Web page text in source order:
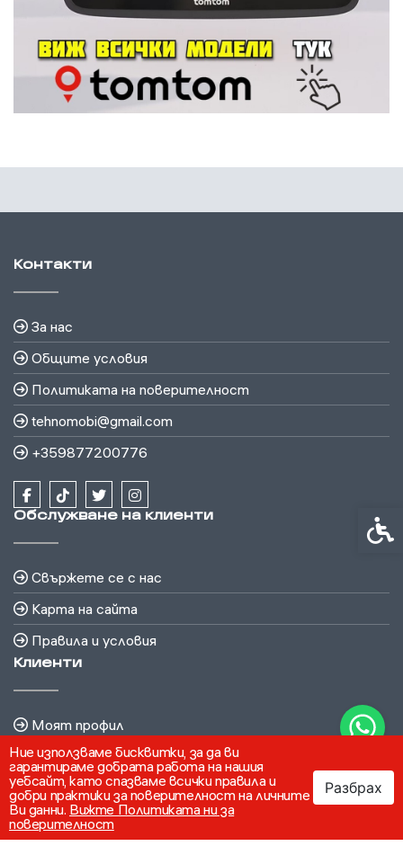
Ние използваме бисквитки, за да ви
гарантираме добрата работа на нашия
уебсайт, като спазваме всички правила и
добри практики за поверителност на личните
Ви данни. Вижте Политиката ни за
поверителност
Разбрах
Контакти
За нас
Общите условия
Политиката на поверителност
tehnomobi@gmail.com
+359877200776
Обслужване на клиенти
Свържете се с нас
Карта на сайта
Правила и условия
Клиенти
Моят профил
История на поръчките
Бюлетин